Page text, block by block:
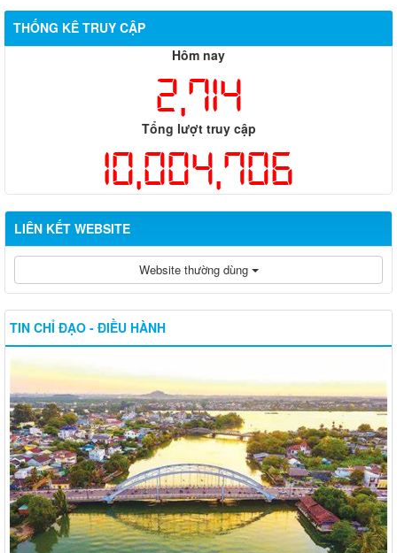
THỐNG KÊ TRUY CẬP
Hôm nay
2,714
Tổng lượt truy cập
10,004,706
LIÊN KẾT WEBSITE
Website thường dùng
TIN CHỈ ĐẠO - ĐIỀU HÀNH